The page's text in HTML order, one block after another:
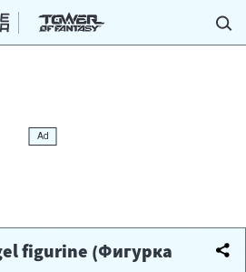
figurine (Фигурка